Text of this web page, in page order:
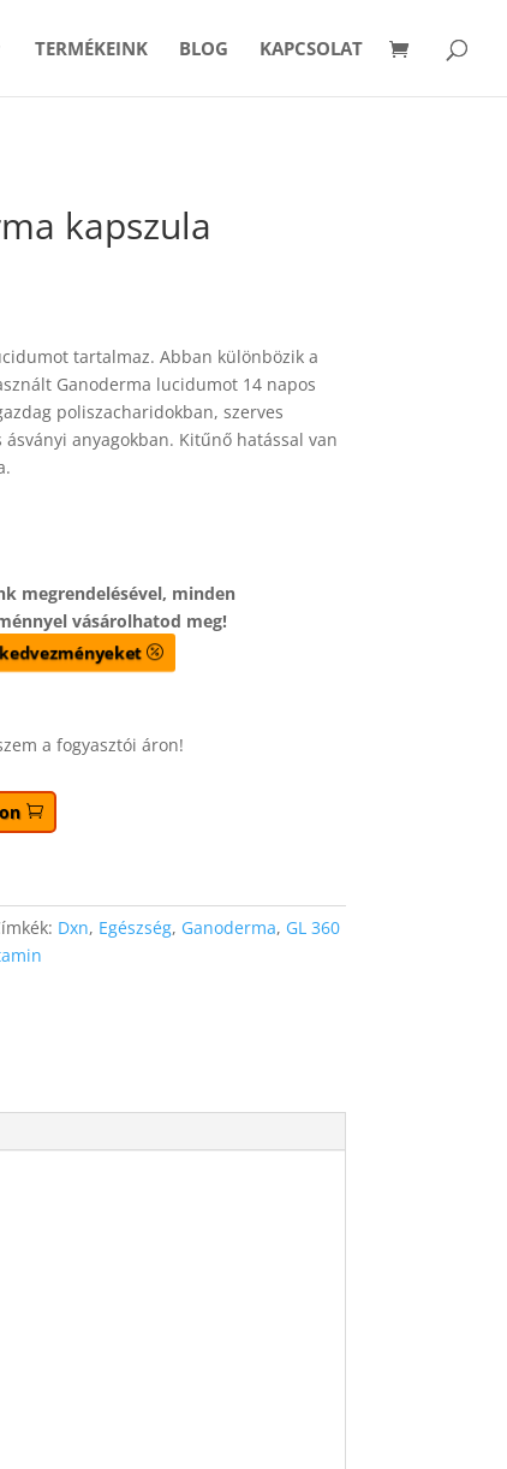
TERMÉKEINK BLOG KAPCSOLAT
kapszula
tartalmaz. Abban különbözik a
Ganoderma lucidumot 14 napos
poliszacharidokban, szerves
anyagokban. Kitűnő hatással van
megrendelésével, minden
vásárolhatod meg!
a fogyasztói áron!
Dxn, Egészség, Ganoderma, GL 360